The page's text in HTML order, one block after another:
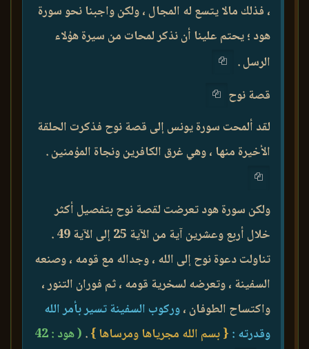
، فذلك مالا يتسع له المجال ، ولكن واجبنا نحو سورة
هود ؛ يحتم علينا أن نذكر لمحات من سيرة هؤلاء
الرسل .
قصة نوح
لقد ألمحت سورة يونس إلى قصة نوح فذكرت الحلقة
الأخيرة منها ، وهي غرق الكافرين ونجاة المؤمنين .
ولكن سورة هود تعرضت لقصة نوح بتفصيل أكثر
خلال أربع وعشرين آية من الآية 25 إلى الآية 49 .
تناولت دعوة نوح إلى الله ، وجداله مع قومه ، وصنعه
السفينة ، وتعرضه لسخرية قومه ، ثم فوران التنور ،
واكتساح الطوفان ،وركوب السفينة تسير بأمر الله
وقدرته : { بسم الله مجرياها ومرساها }.
( هود : 42